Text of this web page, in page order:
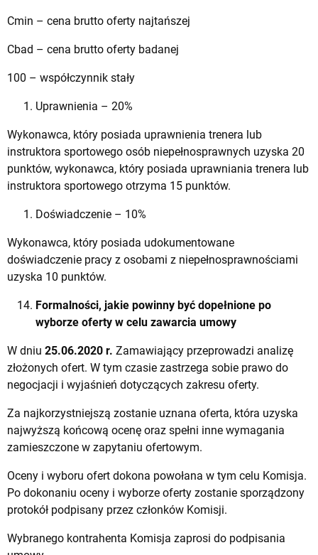
Cmin – cena brutto oferty najtańszej
Cbad – cena brutto oferty badanej
100 – współczynnik stały
Uprawnienia – 20%
Wykonawca, który posiada uprawnienia trenera lub
instruktora sportowego osób niepełnosprawnych uzyska 20
punktów, wykonawca, który posiada uprawniania trenera lub
instruktora sportowego otrzyma 15 punktów.
Doświadczenie – 10%
Wykonawca, który posiada udokumentowane
doświadczenie pracy z osobami z niepełnosprawnościami
uzyska 10 punktów.
Formalności, jakie powinny być dopełnione po
wyborze oferty w celu zawarcia umowy
W dniu 25.06.2020 r. Zamawiający przeprowadzi analizę
złożonych ofert. W tym czasie zastrzega sobie prawo do
negocjacji i wyjaśnień dotyczących zakresu oferty.
Za najkorzystniejszą zostanie uznana oferta, która uzyska
najwyższą końcową ocenę oraz spełni inne wymagania
zamieszczone w zapytaniu ofertowym.
Oceny i wyboru ofert dokona powołana w tym celu Komisja.
Po dokonaniu oceny i wyborze oferty zostanie sporządzony
protokół podpisany przez członków Komisji.
Wybranego kontrahenta Komisja zaprosi do podpisania